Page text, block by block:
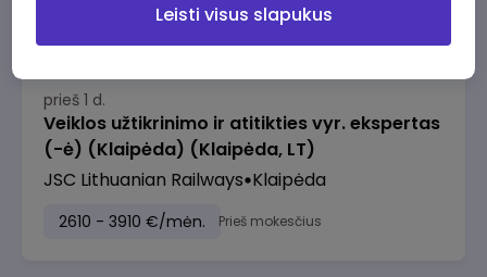
prieš 1 d.
Veiklos užtikrinimo ir atitikties vyr. ekspertas
(-ė) (Klaipėda) (Klaipėda, LT)
JSC Lithuanian Railways Klaipėda
2610 - 3910 €/mėn. Prieš mokesčius
Leisti visus slapukus